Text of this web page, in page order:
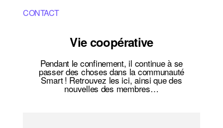
CONTACT
Vie coopérative
Pendant le confinement, il continue à se
passer des choses dans la communauté
Smart ! Retrouvez les ici, ainsi que des
nouvelles des membres…